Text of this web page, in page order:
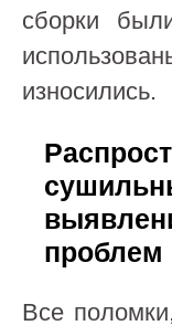
сборки
износились.
проблем
Все